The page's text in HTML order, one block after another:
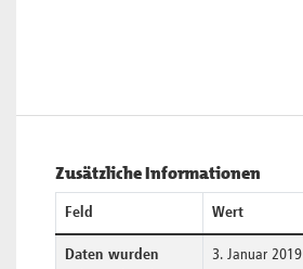
Zusätzliche Informationen
Feld Wert
Daten wurden
3. Januar 2019